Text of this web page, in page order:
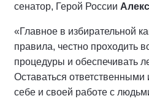
сенатор, Герой России
«Главное в избирательной
правила, честно проходить
процедуры и обеспечивать
Оставаться
себе и своей работе с